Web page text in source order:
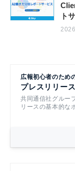
ト
広報初心者のため
プレスリリー
共同通信社グルー
リースの基本的な